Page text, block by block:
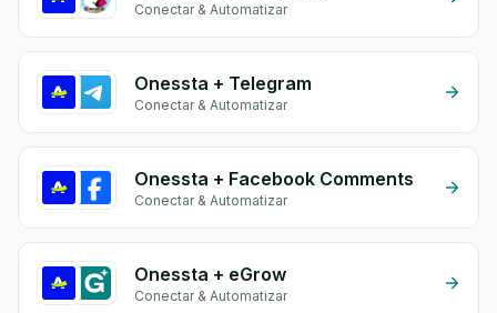
Conectar & Automatizar
Onessta + Telegram
Conectar & Automatizar
Onessta + Facebook Comments
Conectar & Automatizar
Onessta + eGrow
Conectar & Automatizar